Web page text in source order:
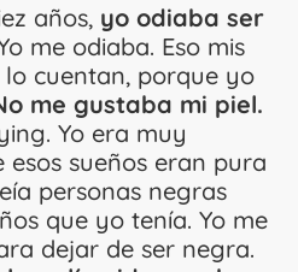
años, yo odiaba ser
me odiaba. Eso mis
cuentan, porque yo
me gustaba mi piel.
Yo era muy
sueños eran pura
personas negras
que yo tenía. Yo me
dejar de ser negra.